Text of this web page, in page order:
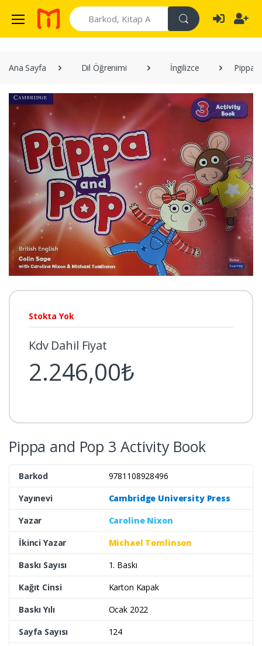
Search
Ana Sayfa Dil Öğrenimi İngilizce Pippa
Pippa and Pop 3 Activity Book
Barkod
9781108928496
Yayınevi
Cambridge University Press
Yazar
Caroline Nixon
İkinci Yazar
Michael Tomlinson
Baskı Sayısı
1. Baskı
Kağıt Cinsi
Karton Kapak
Baskı Yılı
Ocak 2022
Sayfa Sayısı
124
Stokta Yok
Kdv Dahil Fiyat
2.246,00₺